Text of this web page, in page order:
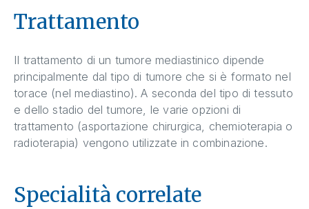
Trattamento
Il trattamento di un tumore mediastinico dipende
principalmente dal tipo di tumore che si è formato nel
torace (nel mediastino). A seconda del tipo di tessuto
e dello stadio del tumore, le varie opzioni di
trattamento (asportazione chirurgica, chemioterapia o
radioterapia) vengono utilizzate in combinazione.
Specialità correlate